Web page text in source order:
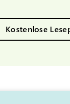
Kostenlose